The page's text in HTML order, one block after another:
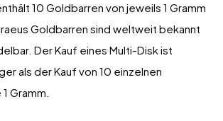
10 Goldbarren von jeweils 1 Gramm
Goldbarren sind weltweit bekannt
Der Kauf eines Multi-Disk ist
als der Kauf von 10 einzelnen
Gramm.